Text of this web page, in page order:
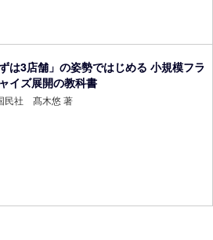
ずは3店舗」の姿勢ではじめる 小規模フラ
イズ展開の教科書
民社 髙木悠 著